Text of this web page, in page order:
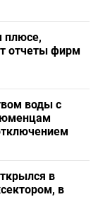
плюсе,
отчеты фирм
воды с
в
в